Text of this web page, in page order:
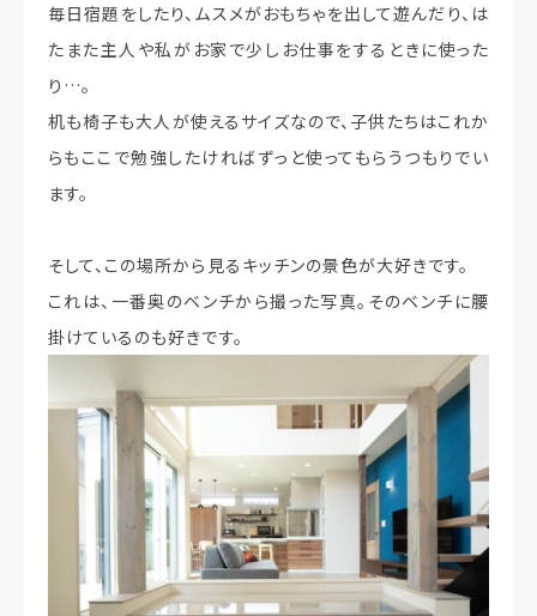
毎日宿題をしたり、ムスメがおもちゃを出して遊んだり、は
たまた主人や私がお家で少しお仕事をするときに使った
り…。
机も椅子も大人が使えるサイズなので、子供たちはこれか
らもここで勉強したければずっと使ってもらうつもりでい
ます。
そして、この場所から見るキッチンの景色が大好きです。
これは、一番奥のベンチから撮った写真。そのベンチに腰
掛けているのも好きです。